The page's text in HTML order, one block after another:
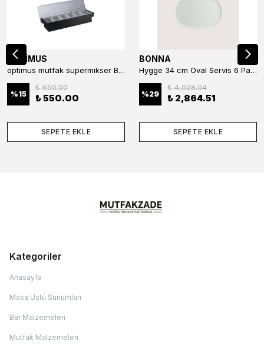
OPTİMUS
optimus mutfak supermıkser Bar Konteyner 6'lı 50×16×9 cm Kapaklı Polikarbon Organizer Bar & Kafe
%15
₺ 650.00
₺ 550.00
SEPETE EKLE
BONNA
Hygge 34 cm Oval Servis 6 Parça
%29
₺ 4,028.04
₺ 2,864.51
SEPETE EKLE
Kategoriler
Anasayfa
Masa Üstü Sunumları
Bar Malzemeleri
Mutfak Malzemeleri